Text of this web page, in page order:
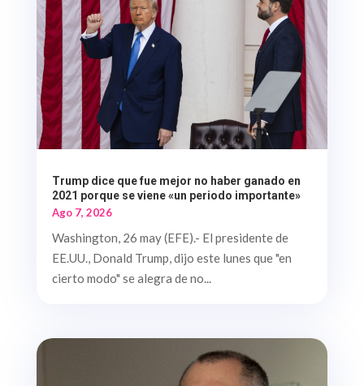
Trump dice que fue mejor no haber ganado en
2021 porque se viene «un periodo importante»
Ago 7, 2026
Washington, 26 may (EFE).- El presidente de
EE.UU., Donald Trump, dijo este lunes que "en
cierto modo" se alegra de no...